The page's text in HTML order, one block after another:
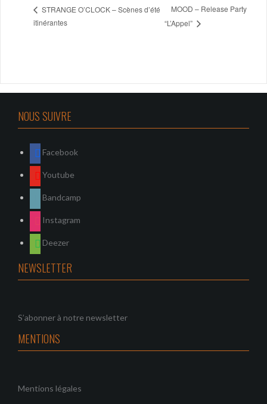
STRANGE O’CLOCK – Scènes d’été
itinérantes
MOOD – Release Party
“L’Appel”
NOUS SUIVRE
Facebook
Youtube
Bandcamp
Instagram
Deezer
NEWSLETTER
S’abonner à notre newsletter
MENTIONS
Mentions légales